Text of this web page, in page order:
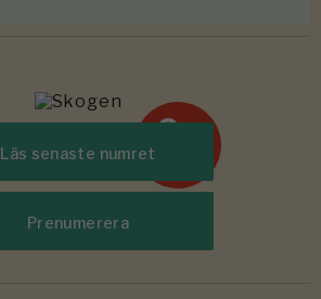
6-7
Läs senaste numret
Prenumerera